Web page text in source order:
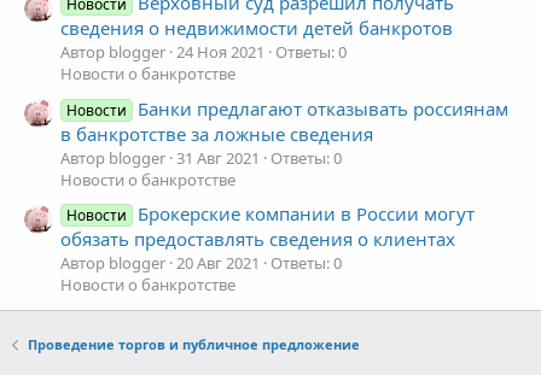
Новости
сведения о недвижимости детей банкротов
Автор blogger 24 Ноя 2021
Ответы: 0
Новости о банкротстве
Новости
Банки предлагают отказывать россиянам
в банкротстве за ложные сведения
Автор blogger 31 Авг 2021
Ответы: 0
Новости о банкротстве
Новости
Брокерские компании в России могут
обязать предоставлять сведения о клиентах
Автор blogger 20 Авг 2021
Ответы: 0
Новости о банкротстве
Проведение торгов и публичное предложение